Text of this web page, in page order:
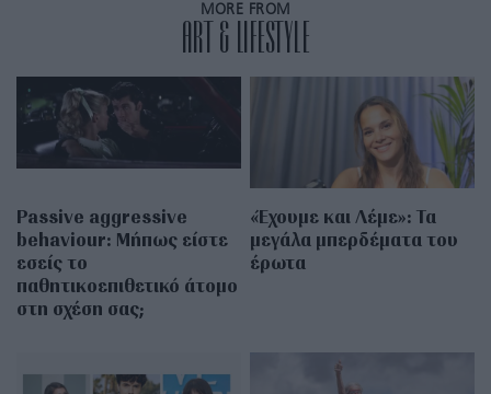
MORE FROM
ART & LIFESTYLE
Passive aggressive
behaviour: Μήπως είστε
εσείς το
παθητικοεπιθετικό άτομο
στη σχέση σας;
«Έχουμε και Λέμε»: Τα
μεγάλα μπερδέματα του
έρωτα